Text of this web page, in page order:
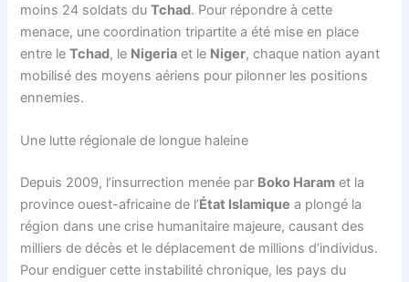
moins 24 soldats duTchad. Pour répondre à cette
menace, une coordination tripartite a été mise en place
entre leTchad, le Nigeria et le Niger, chaque nation ayant
mobilisé des moyens aériens pour pilonner les positions
ennemies.
Une lutte régionale de longue haleine
Depuis 2009, l’insurrection menée par Boko Haram et la
province ouest-africaine de l’État Islamique a plongé la
région dans une crise humanitaire majeure, causant des
milliers de décès et le déplacement de millions d’individus.
Pour endiguer cette instabilité chronique, les pays du